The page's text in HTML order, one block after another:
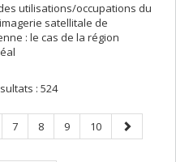
utilisations/occupations du
satellitale de
: le cas de la région
: 524
Page
7 Page
8 Page
9 Page
10
Page
suivante